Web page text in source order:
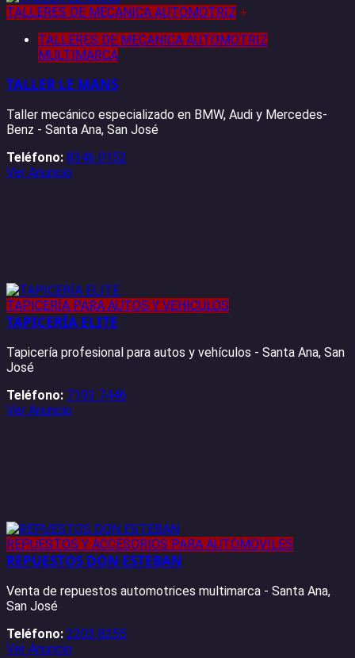
TALLERES DE MECANICA AUTOMOTRIZ +
TALLERES DE MECANICA AUTOMOTRIZ
MULTIMARCA
TALLER LE MANS
Taller mecánico especializado en BMW, Audi y Mercedes-
Benz - Santa Ana, San José
Teléfono: 8346 0152
Ver Anuncio
TAPICERÍA PARA AUTOS Y VEHICULOS
TAPICERÍA ELITE
Tapicería profesional para autos y vehículos - Santa Ana, San
José
Teléfono: 7193 7446
Ver Anuncio
REPUESTOS Y ACCESORIOS PARA AUTOMOVILES
REPUESTOS DON ESTEBAN
Venta de repuestos automotrices multimarca - Santa Ana,
San José
Teléfono: 2203 8255
Ver Anuncio